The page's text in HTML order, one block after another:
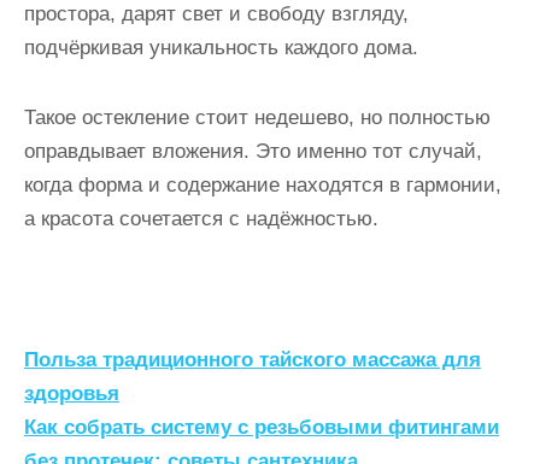
простора, дарят свет и свободу взгляду,
подчёркивая уникальность каждого дома.
Такое остекление стоит недешево, но полностью
оправдывает вложения. Это именно тот случай,
когда форма и содержание находятся в гармонии,
а красота сочетается с надёжностью.
Н
а
в
Польза традиционного тайского массажа для
здоровья
Как собрать систему с резьбовыми фитингами